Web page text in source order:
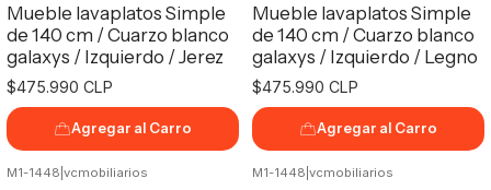
Mueble lavaplatos Simple
de 140 cm / Cuarzo blanco
galaxys / Izquierdo / Jerez
$475.990 CLP
Agregar al Carro
Mueble lavaplatos Simple
de 140 cm / Cuarzo blanco
galaxys / Izquierdo / Legno
$475.990 CLP
Agregar al Carro
M1-1448 vcmobiliarios M1-1448 vcmobiliarios